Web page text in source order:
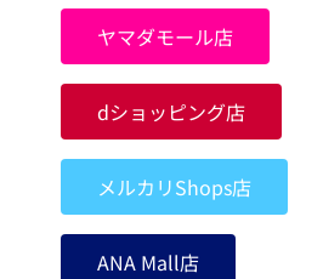
ヤマダモール店
dショッピング店
メルカリShops店
ANA Mall店